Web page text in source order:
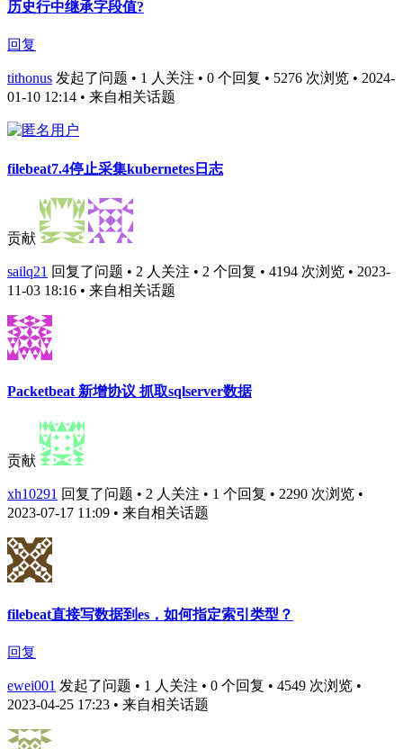
历史行中继承字段值?
回复
tithonus 发起了问题 • 1 人关注 • 0 个回复 • 5276 次浏览 • 2024-
01-10 12:14 • 来自相关话题
filebeat7.4停止采集kubernetes日志
贡献
sailq21 回复了问题 • 2 人关注 • 2 个回复 • 4194 次浏览 • 2023-
11-03 18:16 • 来自相关话题
Packetbeat 新增协议 抓取sqlserver数据
贡献
xh10291 回复了问题 • 2 人关注 • 1 个回复 • 2290 次浏览 •
2023-07-17 11:09 • 来自相关话题
filebeat直接写数据到es，如何指定索引类型？
回复
ewei001 发起了问题 • 1 人关注 • 0 个回复 • 4549 次浏览 •
2023-04-25 17:23 • 来自相关话题